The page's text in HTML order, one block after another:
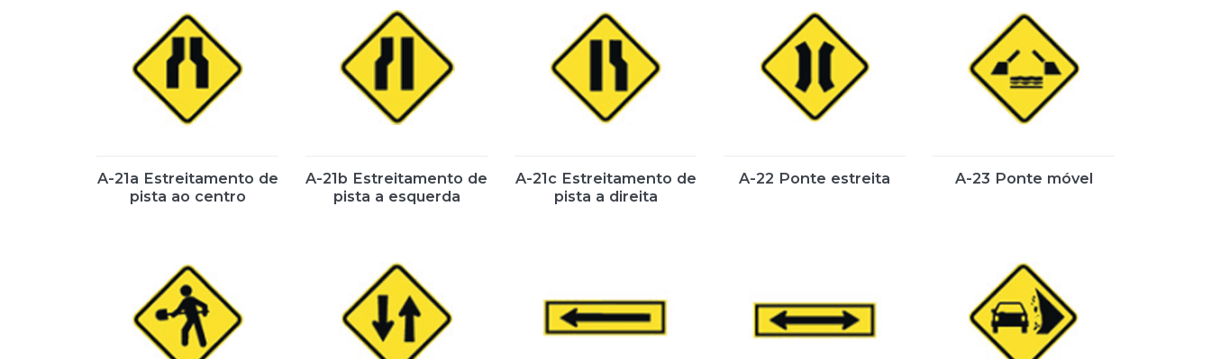
A-21a Estreitamento de
pista ao centro
A-21b Estreitamento de
pista a esquerda
A-21c Estreitamento de
pista a direita
A-22 Ponte estreita A-23 Ponte móvel